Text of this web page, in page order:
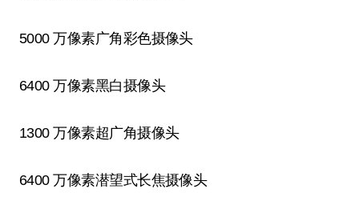
5000 万像素广角彩色摄像头
6400 万像素黑白摄像头
1300 万像素超广角摄像头
6400 万像素潜望式长焦摄像头